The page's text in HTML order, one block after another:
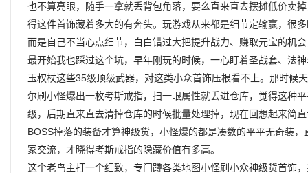
也不算亮眼，随手一拿就丢背包角落，要么直来直去摆摊低价卖
得这件首饰藏着多大的有奔头。玩游戏从来都是细节定输赢，很
而是自己不当心点细节，白白错过大把提升战力、赚取元宝的机
最开始我也踩过这个坑，早年刚玩的时候，一心盯着圣战套、法
玉权杖这些35级顶级武器，对这类小众首饰压根看不上。那时候
尔刷小怪爆出一枚考斯戒指，扫一眼属性就丢进仓库，觉得这种
级，后期直来直去清掉仓库的时候批量处理掉，现在回想起来简
BOSS掉落的装备才算神级货，小怪爆的都是凑数的平平无奇装
家交流，才晓得考斯戒指的隐藏价值有多高。
这个老鸟主打一个细致，专门蹲各类地图小怪刷小众神级货首饰